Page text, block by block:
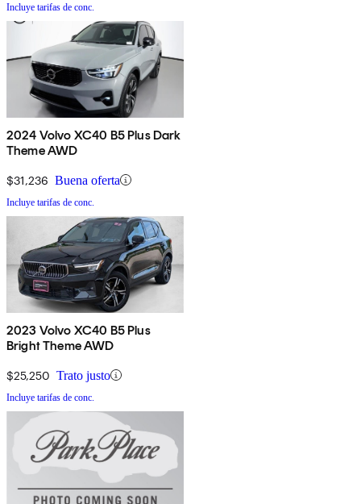
Incluye tarifas de conc.
2024 Volvo XC40 B5 Plus Dark
Theme AWD
$31,236 Buena oferta
Incluye tarifas de conc.
2023 Volvo XC40 B5 Plus
Bright Theme AWD
$25,250 Trato justo
Incluye tarifas de conc.